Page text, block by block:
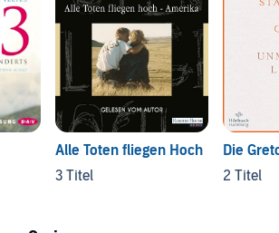
Alle Toten fliegen Hoch
3 Titel
Die
2 Titel